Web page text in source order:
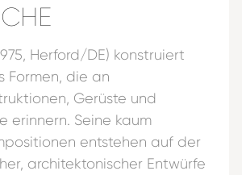
Herford/DE) konstruiert
Formen, die an
Gerüste und
erinnern. Seine kaum
entstehen auf der
architektonischer Entwürfe